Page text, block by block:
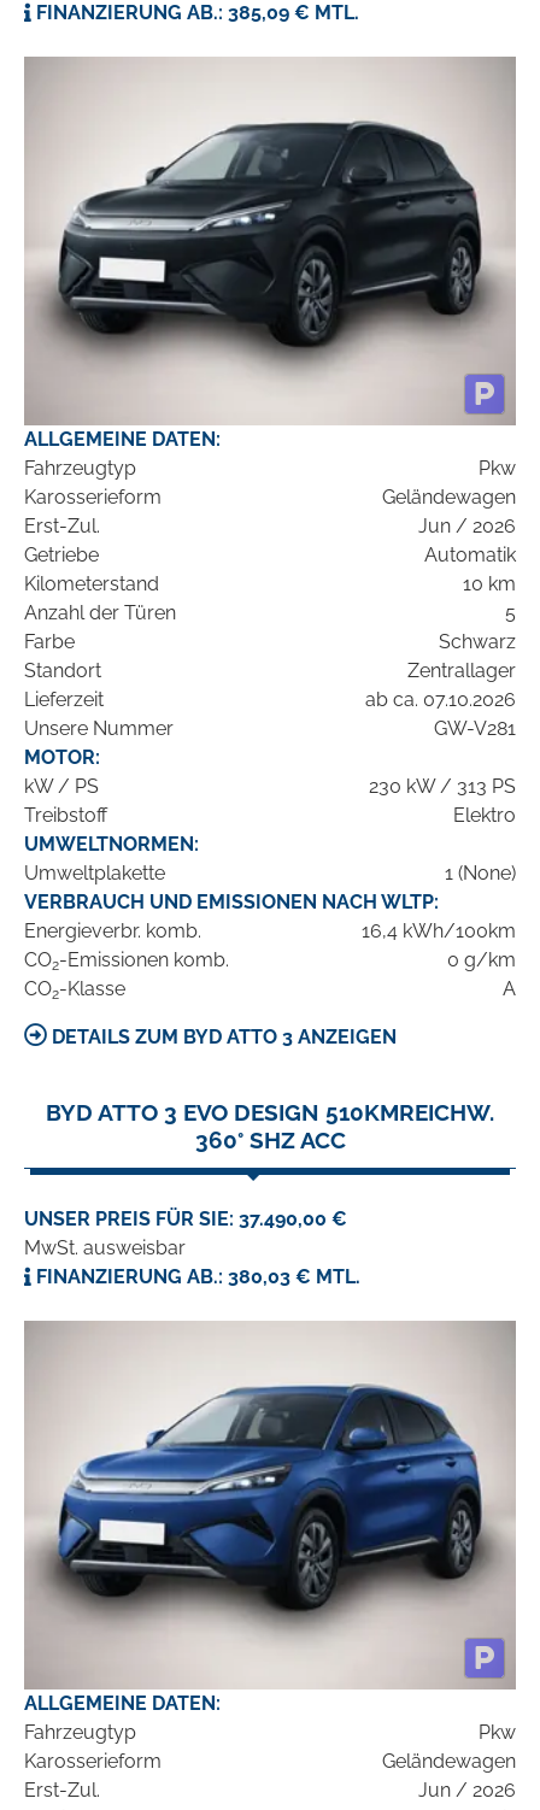
FINANZIERUNG AB.: 385,09 € MTL.
ALLGEMEINE DATEN:
Fahrzeugtyp
Pkw
Karosserieform
Geländewagen
Erst-Zul.
Jun / 2026
Getriebe
Automatik
Kilometerstand
10 km
Anzahl der Türen
5
Farbe
Schwarz
Standort
Zentrallager
Lieferzeit
ab ca. 07.10.2026
Unsere Nummer
GW-V281
MOTOR:
kW / PS
230 kW / 313 PS
Treibstoff
Elektro
UMWELTNORMEN:
Umweltplakette
1 (None)
VERBRAUCH UND EMISSIONEN NACH WLTP:
Energieverbr. komb.
16,4 kWh/100km
CO2-Emissionen komb.
0 g/km
CO2-Klasse A
DETAILS ZUM BYD ATTO 3 ANZEIGEN
BYD ATTO 3 EVO DESIGN 510KMREICHW.
360° SHZ ACC
UNSER PREIS FÜR SIE: 37.490,00 €
MwSt. ausweisbar
FINANZIERUNG AB.: 380,03 € MTL.
ALLGEMEINE DATEN:
Fahrzeugtyp
Pkw
Karosserieform
Geländewagen
Erst-Zul.
Jun / 2026